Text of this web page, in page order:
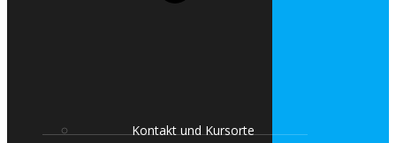
Kontakt und Kursorte